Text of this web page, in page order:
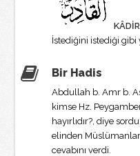
İstediğini istediği gibi
Bir Hadis
Abdullah b. Amr b.
kimse Hz.
hayırlıdır?, diye
elinden
cevabını verdi.